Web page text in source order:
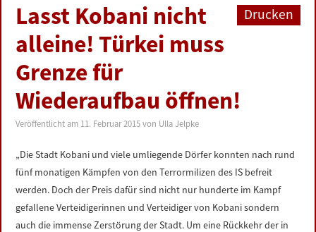
BUNDESTAG
PRESSE
ZUR PERSON
DATENSCHUTZERKLÄRUNG
IMPRESSUM
Drucken
Lasst Kobani nicht
alleine! Türkei muss
Grenze für
Wiederaufbau öffnen!
Veröffentlicht am 11. Februar 2015 von Ulla Jelpke
„Die Stadt Kobani und viele umliegende Dörfer konnten nach rund
fünf monatigen Kämpfen von den Terrormilizen des IS befreit
werden. Doch der Preis dafür sind nicht nur hunderte im Kampf
gefallene Verteidigerinnen und Verteidiger von Kobani sondern
auch die immense Zerstörung der Stadt. Um eine Rückkehr der in